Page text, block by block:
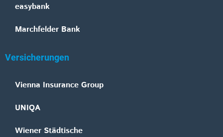
easybank
Marchfelder Bank
Versicherungen
Vienna Insurance Group
UNIQA
Wiener Städtische